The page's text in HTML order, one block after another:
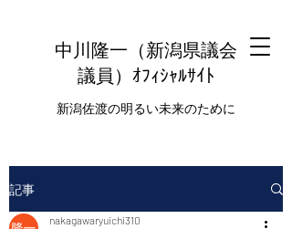
中川隆一（新潟県議会
議員 ）ｵﾌｨｼｬﾙｻｲﾄ
新潟佐渡の明るい未来のために
記事
nakagawaryuichi310